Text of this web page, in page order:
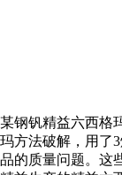
某钢钒精益六西格
玛方法破解，用了
品的质量问题。这